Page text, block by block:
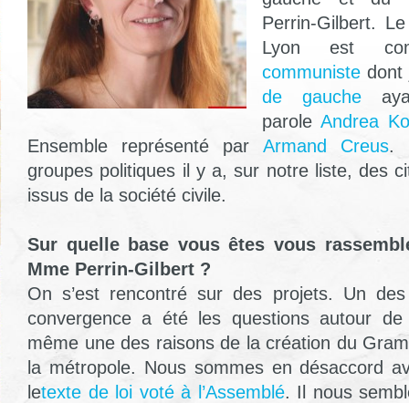
Perrin-Gilbert.
Lyon est
communistedont
de gauche
paroleAndrea
Ensemble représenté par Armand Creus.
groupes politiques il y a, sur notre liste, des
issus de la société civile.
Sur quelle base vous êtes vous
Mme Perrin-Gilbert ?
On s’est rencontré sur des projets. Un
convergence a été les questions autour de
même une des raisons de la création du
la métropole. Nous sommes en désaccord
letexte de loi voté à l’Assemblé. Il nous